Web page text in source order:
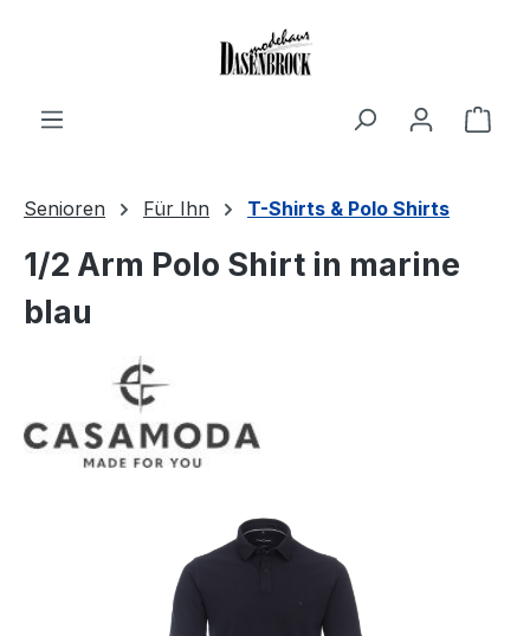
Senioren Für Ihn T-Shirts & Polo Shirts
1/2 Arm Polo Shirt in marine
blau
Bildergalerie überspringen